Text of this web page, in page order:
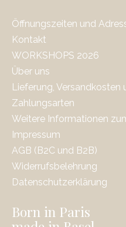
Öffnungszeiten und
Kontakt
WORKSHOPS 2026
Über uns
Lieferung, Versandkosten
Zahlungsarten
Weitere Informationen
Impressum
AGB (B2C und B2B)
Widerrufsbelehrung
Datenschutzerklärung
Born in Paris